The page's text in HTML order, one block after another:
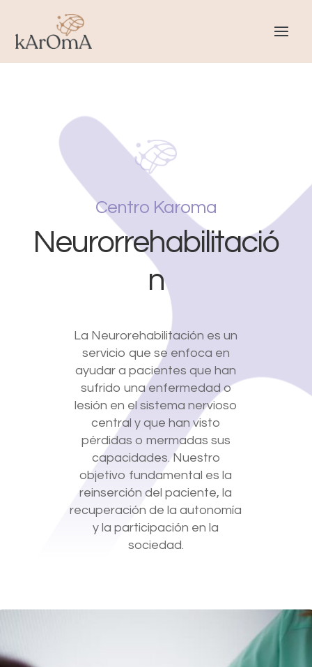
Centro Karoma
Neurorrehabilitació
n
La Neurorehabilitación es un
servicio que se enfoca en
ayudar a pacientes que han
sufrido una enfermedad o
lesión en el sistema nervioso
central y que han visto
pérdidas o mermadas sus
capacidades. Nuestro
objetivo fundamental es la
reinserción del paciente, la
recuperación de la autonomía
y la participación en la
sociedad.